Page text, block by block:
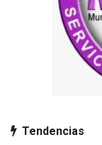
Tendencias